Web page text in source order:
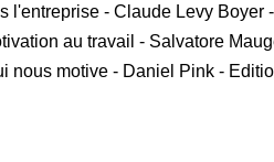
localisation, gouvernance, style
professionnel à court
l'entreprise - Claude Levy Boyer
au travail - Salvatore
nous motive - Daniel Pink -